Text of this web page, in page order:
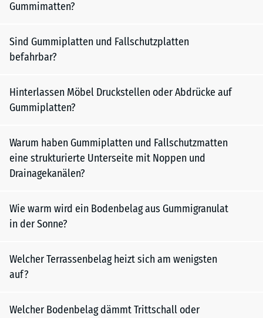
Gummimatten?
Sind Gummiplatten und Fallschutzplatten
befahrbar?
Hinterlassen Möbel Druckstellen oder Abdrücke auf
Gummiplatten?
Warum haben Gummiplatten und Fallschutzmatten
eine strukturierte Unterseite mit Noppen und
Drainagekanälen?
Wie warm wird ein Bodenbelag aus Gummigranulat
in der Sonne?
Welcher Terrassenbelag heizt sich am wenigsten
auf?
Welcher Bodenbelag dämmt Trittschall oder